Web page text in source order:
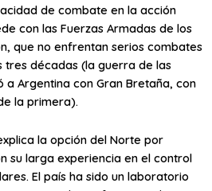
de combate en la acción
con las Fuerzas Armadas de los
que no enfrentan serios combates
tres décadas (la guerra de las
a Argentina con Gran Bretaña, con
la primera).
la opción del Norte por
su larga experiencia en el control
El país ha sido un laboratorio